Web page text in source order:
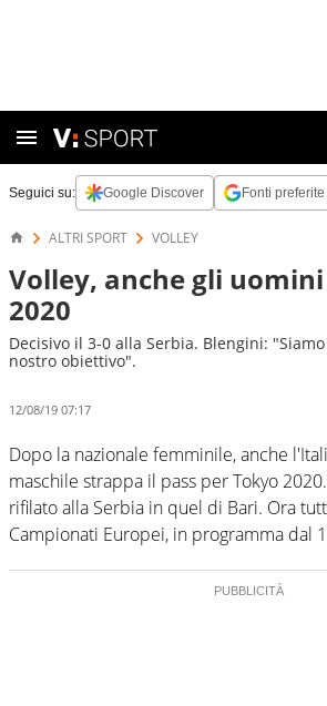
Seguici su: Google Discover Fonti preferite
ALTRI SPORT VOLLEY
Volley, anche gli
2020
Decisivo il 3-0 alla Serbia. Blengini:
nostro obiettivo".
12/08/19 07:17
Dopo la nazionale femminile, anche
maschile strappa il pass per Tokyo
rifilato alla Serbia in quel di Bari. Ora
Campionati Europei, in programma dal